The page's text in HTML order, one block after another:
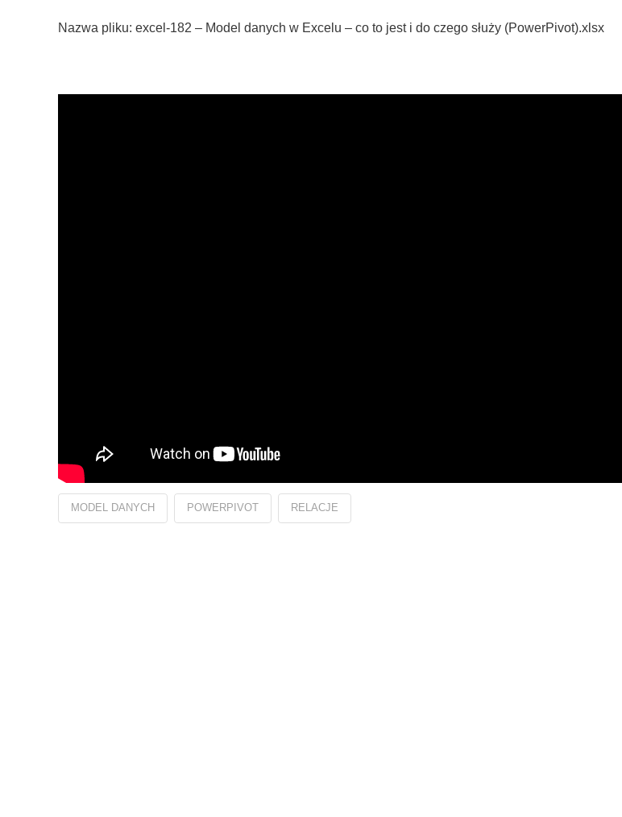
Nazwa pliku: excel-182 – Model danych w Excelu – co to jest i do czego służy (PowerPivot).xlsx
MODEL DANYCH POWERPIVOT RELACJE